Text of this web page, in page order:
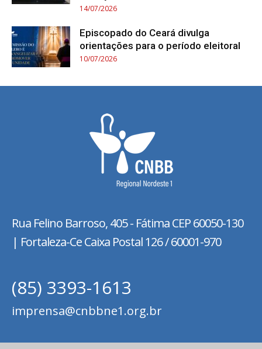
14/07/2026
Episcopado do Ceará divulga
orientações para o período eleitoral
10/07/2026
Rua Felino Barroso, 405 - FátimaCEP 60050-130
| Fortaleza-Ce Caixa Postal 126 / 60001-970
(85) 3393-1613
imprensa@cnbbne1.org.br